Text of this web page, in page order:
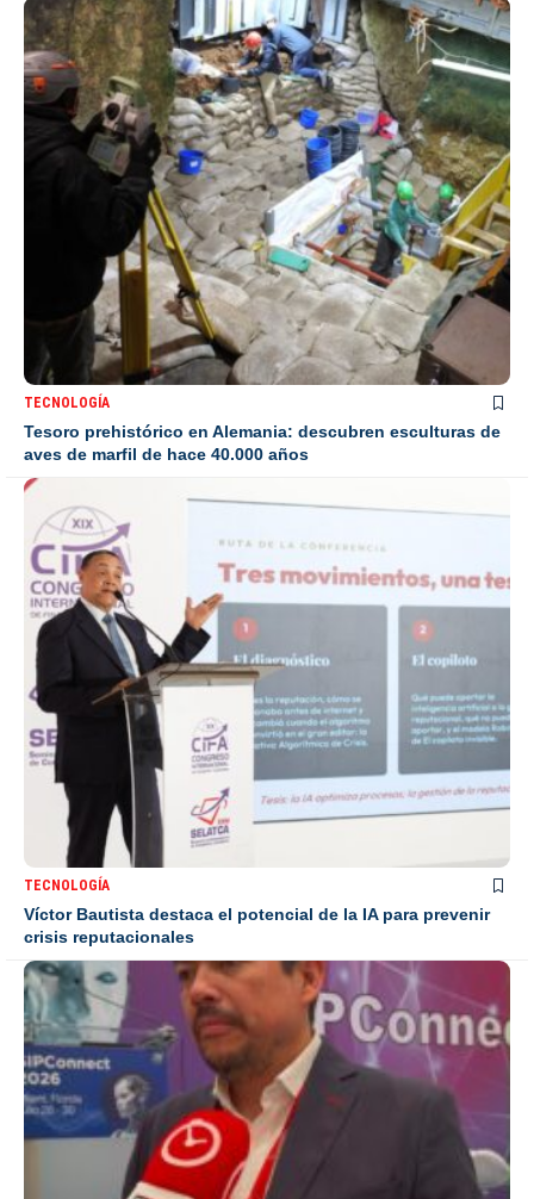
TECNOLOGÍA
Tesoro prehistórico en Alemania: descubren esculturas de
aves de marfil de hace 40.000 años
TECNOLOGÍA
Víctor Bautista destaca el potencial de la IA para prevenir
crisis reputacionales